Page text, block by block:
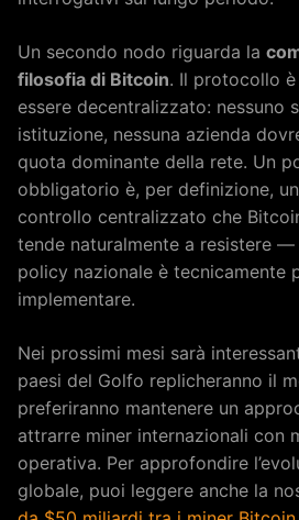
Un secondo nodo riguarda la
filosofia di Bitcoin. Il protocollo
essere decentralizzato: nessuno
istituzione, nessuna azienda
quota dominante della rete. Un
obbligatorio è, per definizione,
controllo centralizzato che
tende naturalmente a resistere
policy nazionale è tecnicamente
implementare.
Nei prossimi mesi sarà
paesi del Golfo replicheranno il
preferiranno mantenere un
attrarre miner internazionali con
operativa. Per approfondire
globale, puoi leggere anche la